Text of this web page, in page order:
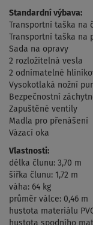
Standardní výbava:
Transportní taška na
Transportní taška na
Sada na opravy
2 rozložitelná vesla
2 odnímatelné
Vysokotlaká nožní
Bezpečnostní
Zapuštěné ventily
Madla pro přenášení
Vázací oka
Vlastnosti:
délka člunu: 3,70 m
šířka člunu: 1,72 m
váha: 64 kg
průměr válce: 0,46 m
hustota materiálu
hustota spodního